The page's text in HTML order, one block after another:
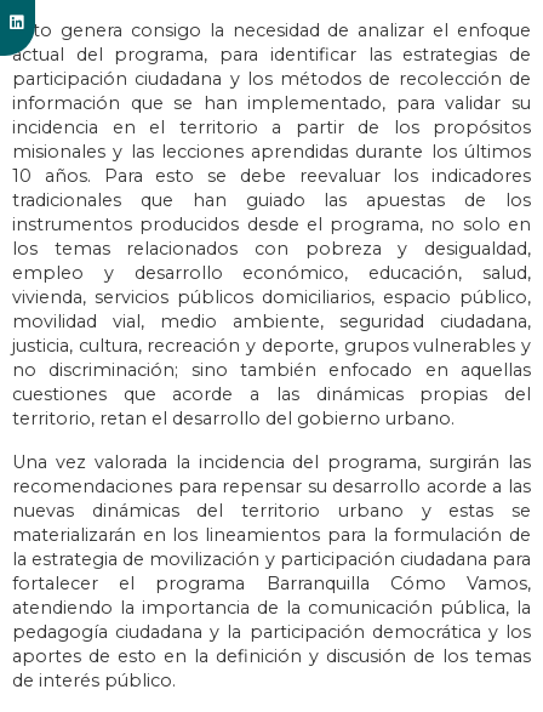
Esto genera consigo la necesidad de analizar el enfoque
actual del programa, para identificar las estrategias de
participación ciudadana y los métodos de recolección de
información que se han implementado, para validar su
incidencia en el territorio a partir de los propósitos
misionales y las lecciones aprendidas durante los últimos
10 años. Para esto se debe reevaluar los indicadores
tradicionales que han guiado las apuestas de los
instrumentos producidos desde el programa, no solo en
los temas relacionados con pobreza y desigualdad,
empleo y desarrollo económico, educación, salud,
vivienda, servicios públicos domiciliarios, espacio público,
movilidad vial, medio ambiente, seguridad ciudadana,
justicia, cultura, recreación y deporte, grupos vulnerables y
no discriminación; sino también enfocado en aquellas
cuestiones que acorde a las dinámicas propias del
territorio, retan el desarrollo del gobierno urbano.
Una vez valorada la incidencia del programa, surgirán las
recomendaciones para repensar su desarrollo acorde a las
nuevas dinámicas del territorio urbano y estas se
materializarán en los lineamientos para la formulación de
la estrategia de movilización y participación ciudadana para
fortalecer el programa Barranquilla Cómo Vamos,
atendiendo la importancia de la comunicación pública, la
pedagogía ciudadana y la participación democrática y los
aportes de esto en la definición y discusión de los temas
de interés público.